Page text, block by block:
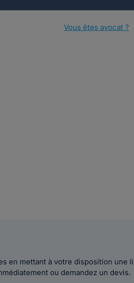
Vous êtes avocat ?
en mettant à votre disposition une
ou demandez un devis.